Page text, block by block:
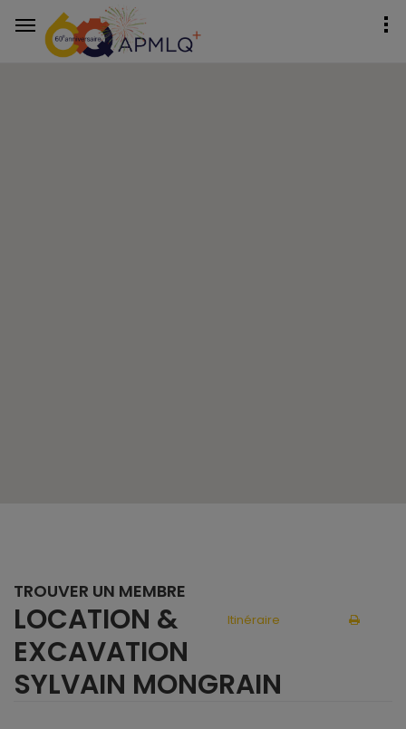
TROUVER UN MEMBRE
Itinéraire
LOCATION &
EXCAVATION
SYLVAIN MONGRAIN